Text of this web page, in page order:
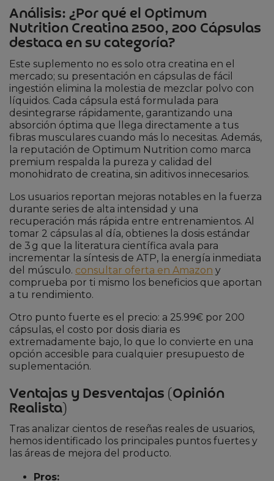
Análisis: ¿Por qué el Optimum
Nutrition Creatina 2500, 200 Cápsulas
destaca en su categoría?
Este suplemento no es solo otra creatina en el
mercado; su presentación en cápsulas de fácil
ingestión elimina la molestia de mezclar polvo con
líquidos. Cada cápsula está formulada para
desintegrarse rápidamente, garantizando una
absorción óptima que llega directamente a tus
fibras musculares cuando más lo necesitas. Además,
la reputación de Optimum Nutrition como marca
premium respalda la pureza y calidad del
monohidrato de creatina, sin aditivos innecesarios.
Los usuarios reportan mejoras notables en la fuerza
durante series de alta intensidad y una
recuperación más rápida entre entrenamientos. Al
tomar 2 cápsulas al día, obtienes la dosis estándar
de 3 g que la literatura científica avala para
incrementar la síntesis de ATP, la energía inmediata
del músculo. consultar oferta en Amazon y
comprueba por ti mismo los beneficios que aportan
a tu rendimiento.
Otro punto fuerte es el precio: a 25.99€ por 200
cápsulas, el costo por dosis diaria es
extremadamente bajo, lo que lo convierte en una
opción accesible para cualquier presupuesto de
suplementación.
Ventajas y Desventajas (Opinión
Realista)
Tras analizar cientos de reseñas reales de usuarios,
hemos identificado los principales puntos fuertes y
las áreas de mejora del producto.
Pros: